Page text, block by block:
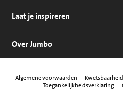
Laat je inspireren
Over Jumbo
Algemene voorwaarden
Toegankelijkheidsverklaring